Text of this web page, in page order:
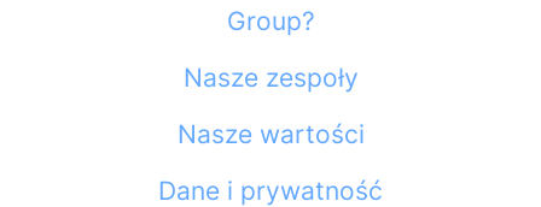
Group?
Nasze zespoły
Nasze wartości
Dane i prywatność